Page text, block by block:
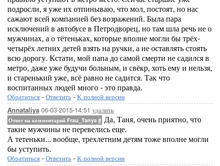
подросли, я уже их отпинываю, что мол, постоят, но нас
сажают всей компанией без возражений. Была пара
исключений в автобусе в Петродворец, но там шла речь не о
мужчинах, а о тётеньках, которые вполне могли бы трёх-
четырёх летних детей взять на ручки, а не оставлять стоять
всю дорогу. Кстати, мой папа до самой смерти не садился в
метро, даже уже будучи больным, и свёкр, хоть ему и нельзя,
и старенький уже, всё равно не садится. Так что
воспитанных людей много - это правда.
Обратиться - Ответить - К полной версии
Annataliya 06-03-2015-14:51 удалить
Ответ на комментарий Frau_Tanya # Да, Таня, очень приятно, что
такие мужчины не перевелись еще.
А тетеньки... вообще, трехлетним детям тоже вполне могли
бы уступить.
Обратиться - Ответить - К полной версии